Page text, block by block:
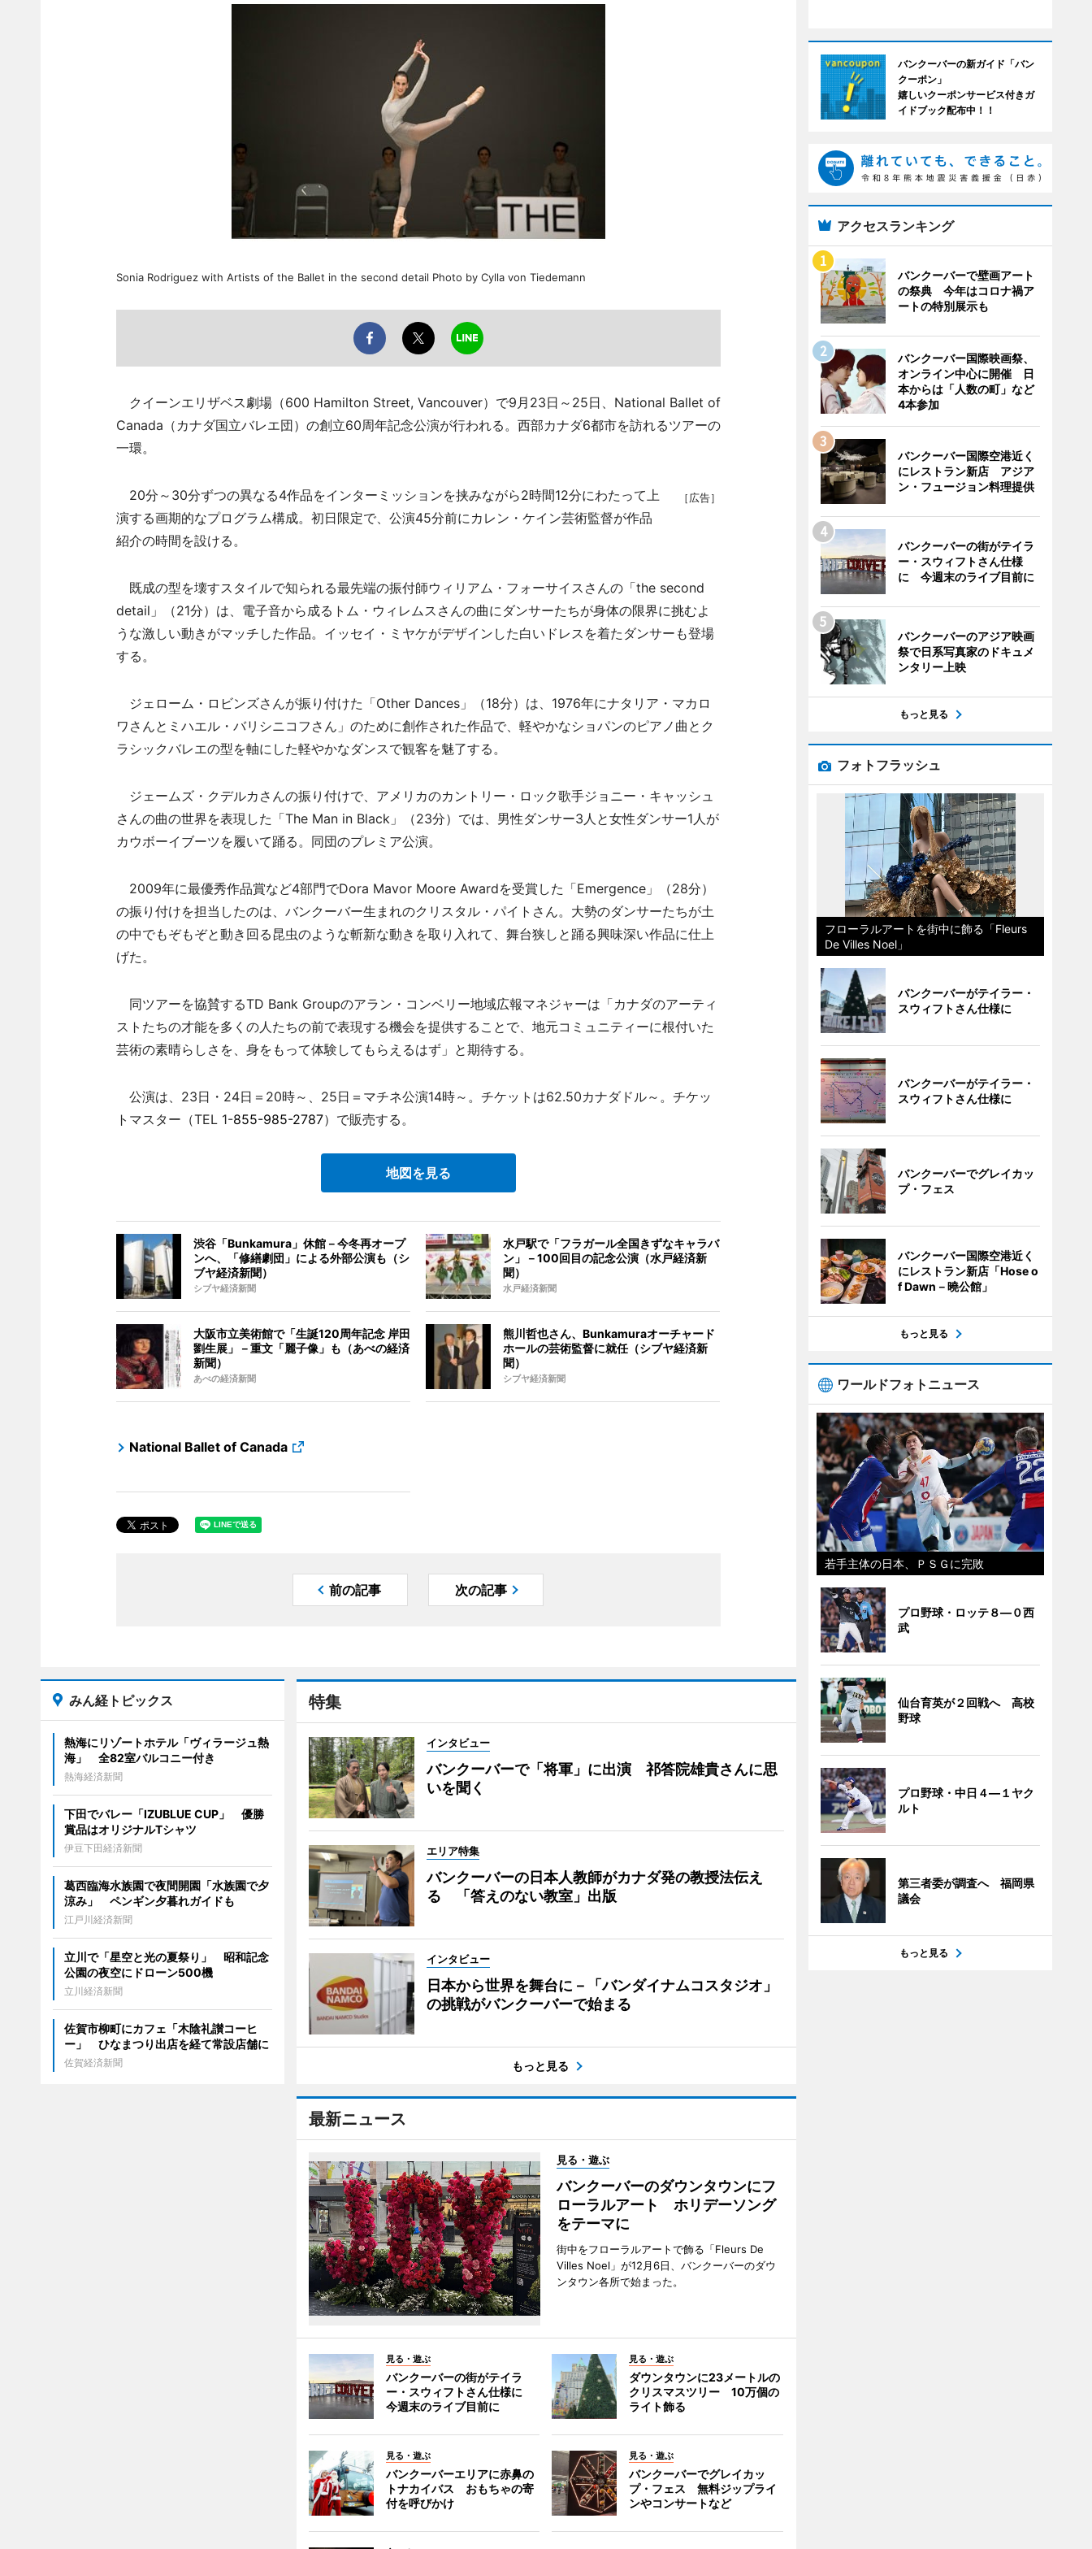
Sonia Rodriguez with Artists of the Ballet in the second detail Photo by Cylla von Tiedemann
クイーンエリザベス劇場（600 Hamilton Street, Vancouver）で9月23日～25日、National Ballet of
Canada（カナダ国立バレエ団）の創立60周年記念公演が行われる。西部カナダ6都市を訪れるツアーの
一環。
［広告］
20分～30分ずつの異なる4作品をインターミッションを挟みながら2時間12分にわたって上
演する画期的なプログラム構成。初日限定で、公演45分前にカレン・ケイン芸術監督が作品
紹介の時間を設ける。
既成の型を壊すスタイルで知られる最先端の振付師ウィリアム・フォーサイスさんの「the second
detail」（21分）は、電子音から成るトム・ウィレムスさんの曲にダンサーたちが身体の限界に挑むよ
うな激しい動きがマッチした作品。イッセイ・ミヤケがデザインした白いドレスを着たダンサーも登場
する。
ジェローム・ロビンズさんが振り付けた「Other Dances」（18分）は、1976年にナタリア・マカロ
ワさんとミハエル・バリシニコフさん」のために創作された作品で、軽やかなショパンのピアノ曲とク
ラシックバレエの型を軸にした軽やかなダンスで観客を魅了する。
ジェームズ・クデルカさんの振り付けで、アメリカのカントリー・ロック歌手ジョニー・キャッシュ
さんの曲の世界を表現した「The Man in Black」（23分）では、男性ダンサー3人と女性ダンサー1人が
カウボーイブーツを履いて踊る。同団のプレミア公演。
2009年に最優秀作品賞など4部門でDora Mavor Moore Awardを受賞した「Emergence」（28分）
の振り付けを担当したのは、バンクーバー生まれのクリスタル・パイトさん。大勢のダンサーたちが土
の中でもぞもぞと動き回る昆虫のような斬新な動きを取り入れて、舞台狭しと踊る興味深い作品に仕上
げた。
同ツアーを協賛するTD Bank Groupのアラン・コンベリー地域広報マネジャーは「カナダのアーティ
ストたちの才能を多くの人たちの前で表現する機会を提供することで、地元コミュニティーに根付いた
芸術の素晴らしさを、身をもって体験してもらえるはず」と期待する。
公演は、23日・24日＝20時～、25日＝マチネ公演14時～。チケットは62.50カナダドル～。チケッ
トマスター（TEL 1-855-985-2787）で販売する。
地図を見る
渋谷「Bunkamura」休館－今冬再オープ
ンへ、「修繕劇団」による外部公演も（シ
ブヤ経済新聞）
シブヤ経済新聞
水戸駅で「フラガール全国きずなキャラバ
ン」－100回目の記念公演（水戸経済新
聞）
水戸経済新聞
大阪市立美術館で「生誕120周年記念 岸田
劉生展」－重文「麗子像」も（あべの経済
新聞）
あべの経済新聞
熊川哲也さん、Bunkamuraオーチャード
ホールの芸術監督に就任（シブヤ経済新
聞）
シブヤ経済新聞
National Ballet of Canada
前の記事 次の記事
特集
インタビュー
バンクーバーで「将軍」に出演 祁答院雄貴さんに思
いを聞く
エリア特集
バンクーバーの日本人教師がカナダ発の教授法伝え
る 「答えのない教室」出版
インタビュー
日本から世界を舞台に－「バンダイナムコスタジオ」
の挑戦がバンクーバーで始まる
もっと見る
最新ニュース
見る・遊ぶ
バンクーバーのダウンタウンにフ
ローラルアート ホリデーソング
をテーマに
街中をフローラルアートで飾る「Fleurs De
Villes Noel」が12月6日、バンクーバーのダウ
ンタウン各所で始まった。
見る・遊ぶ
バンクーバーの街がテイラ
ー・スウィフトさん仕様に
今週末のライブ目前に
見る・遊ぶ
ダウンタウンに23メートルの
クリスマスツリー 10万個の
ライト飾る
見る・遊ぶ
バンクーバーエリアに赤鼻の
トナカイバス おもちゃの寄
付を呼びかけ
見る・遊ぶ
バンクーバーでグレイカッ
プ・フェス 無料ジップライ
ンやコンサートなど
みん経トピックス
熱海にリゾートホテル「ヴィラージュ熱
海」 全82室バルコニー付き
熱海経済新聞
下田でバレー「IZUBLUE CUP」 優勝
賞品はオリジナルTシャツ
伊豆下田経済新聞
葛西臨海水族園で夜間開園「水族園で夕
涼み」 ペンギン夕暮れガイドも
江戸川経済新聞
立川で「星空と光の夏祭り」 昭和記念
公園の夜空にドローン500機
立川経済新聞
佐賀市柳町にカフェ「木陰礼讃コーヒ
ー」 ひなまつり出店を経て常設店舗に
佐賀経済新聞
バンクーバーの新ガイド「バン
クーポン」
嬉しいクーポンサービス付きガ
イドブック配布中！！
アクセスランキング
バンクーバーで壁画アート
の祭典 今年はコロナ禍ア
ートの特別展示も
バンクーバー国際映画祭、
オンライン中心に開催 日
本からは「人数の町」など
4本参加
バンクーバー国際空港近く
にレストラン新店 アジア
ン・フュージョン料理提供
バンクーバーの街がテイラ
ー・スウィフトさん仕様
に 今週末のライブ目前に
バンクーバーのアジア映画
祭で日系写真家のドキュメ
ンタリー上映
もっと見る
フォトフラッシュ
フローラルアートを街中に飾る「Fleurs
De Villes Noel」
バンクーバーがテイラー・
スウィフトさん仕様に
バンクーバーがテイラー・
スウィフトさん仕様に
バンクーバーでグレイカッ
プ・フェス
バンクーバー国際空港近く
にレストラン新店「Hose o
f Dawn－曉公館」
もっと見る
ワールドフォトニュース
若手主体の日本、ＰＳＧに完敗
プロ野球・ロッテ８―０西
武
仙台育英が２回戦へ 高校
野球
プロ野球・中日４―１ヤク
ルト
第三者委が調査へ 福岡県
議会
もっと見る